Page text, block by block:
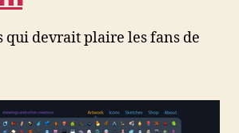
qui devrait plaire les fans de